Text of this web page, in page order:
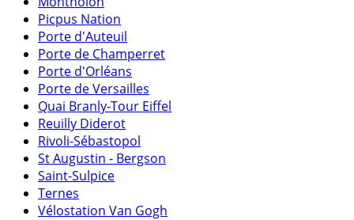
Picpus Nation
Porte d'Auteuil
Porte de Champerret
Porte d'Orléans
Porte de Versailles
Quai Branly-Tour Eiffel
Reuilly Diderot
Rivoli-Sébastopol
St Augustin - Bergson
Saint-Sulpice
Ternes
Vélostation Van Gogh